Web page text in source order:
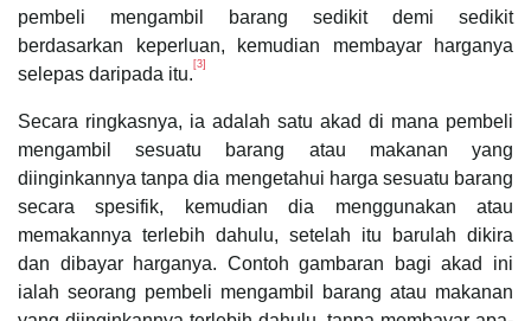
pembeli mengambil barang sedikit demi sedikit
berdasarkan keperluan, kemudian membayar harganya
selepas daripada itu. [3]
Secara ringkasnya, ia adalah satu akad di mana pembeli
mengambil sesuatu barang atau makanan yang
diinginkannya tanpa dia mengetahui harga sesuatu barang
secara spesifik, kemudian dia menggunakan atau
memakannya terlebih dahulu, setelah itu barulah dikira
dan dibayar harganya. Contoh gambaran bagi akad ini
ialah seorang pembeli mengambil barang atau makanan